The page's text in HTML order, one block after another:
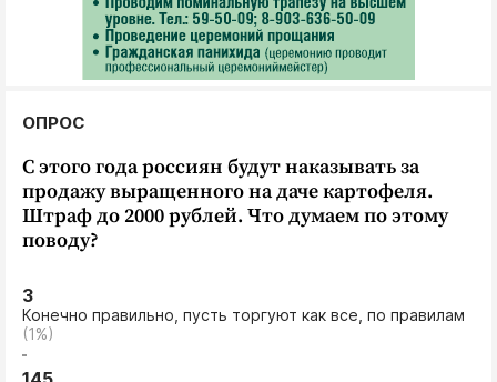
ОПРОС
С этого года россиян будут наказывать за
продажу выращенного на даче картофеля.
Штраф до 2000 рублей. Что думаем по этому
поводу?
3
Конечно правильно, пусть торгуют как все, по правилам
(1%)